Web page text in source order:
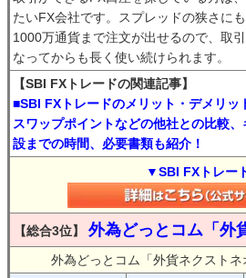
たいFX会社です。スプレッドの狭さに
1000万通貨まで注文が出せるので、取
なってからも長く使い続けられます。
【SBI FXトレードの関連記事】
■SBI FXトレードのメリット・デメリッ
スワップポイントなどの他社との比較
設までの時間、必要書類も紹介！
▼SBI FXトレー
【総合3位】 外為どっとコム「外
外為どっとコム「外貨ネクスト